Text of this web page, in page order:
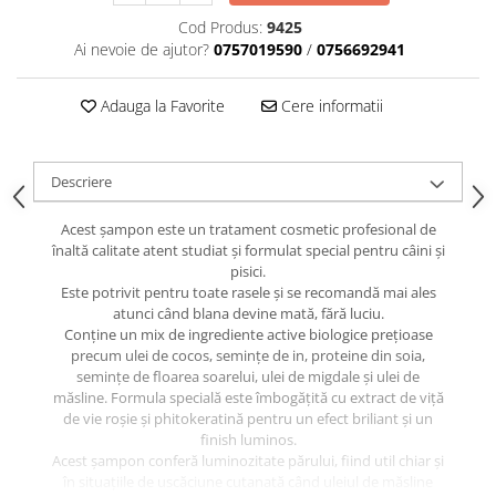
Lese, Zgarzi & Hamuri
Perii si Piepteni
Produse Igiena si Ingrijire
Suplimente
Cod Produs: 9425
Ai nevoie de ajutor? 0757019590 / 0756692941
Adauga la Favorite Cere informatii
Descriere
Acest șampon este un tratament cosmetic profesional de
înaltă calitate atent studiat și formulat special pentru câini și
pisici.
Este potrivit pentru toate rasele și se recomandă mai ales
atunci când blana devine mată, fără luciu.
Conține un mix de ingrediente active biologice prețioase
precum ulei de cocos, semințe de in, proteine din soia,
semințe de floarea soarelui, ulei de migdale și ulei de
măsline. Formula specială este îmbogățită cu extract de viță
de vie roșie și phitokeratină pentru un efect briliant și un
finish luminos.
Acest șampon conferă luminozitate părului, fiind util chiar și